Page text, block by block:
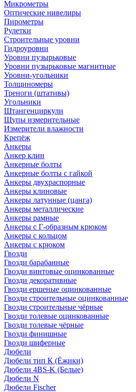
Микрометры
Оптические нивелиры
Пирометры
Рулетки
Строительные уровни
Гидроуровни
Уровни пузырьковые
Уровни пузырьковые магнитные
Уровни-угольники
Толщиномеры
Треноги (штативы)
Угольники
Штангенциркули
Щупы измерительные
Измерители влажности
Крепёж
Анкеры
Анкер клин
Анкерные болты
Анкерные болты с гайкой
Анкеры двухраспорные
Анкеры клиновые
Анкеры латунные (цанга)
Анкеры металлические
Анкеры рамные
Анкеры с Г-образным крюком
Анкеры с кольцом
Анкеры с крюком
Гвозди
Гвозди барабанные
Гвозди винтовые оцинкованные
Гвозди декоративные
Гвозди ершеные оцинкованные
Гвозди строительные оцинкованные
Гвозди строительные чёрные
Гвозди толевые оцинкованные
Гвозди толевые чёрные
Гвозди финишные
Гвозди шиферные
Дюбели
Дюбели тип К (Ёжики)
Дюбели 4BS-K (Белые)
Дюбели N
Дюбели Fischer